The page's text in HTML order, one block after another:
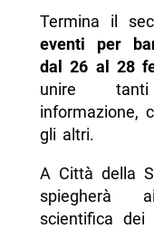
Termina il
eventi per
dal 26 al 28
unire tanti
informazione,
gli altri.
A Città della
spiegherà
scientifica dei